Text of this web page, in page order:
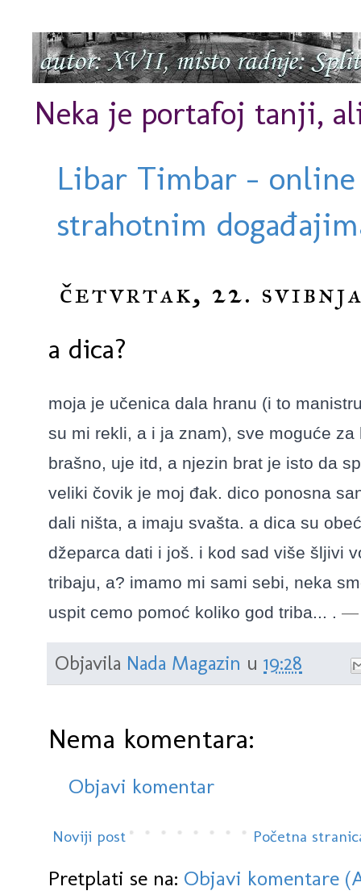
Neka je portafoj tanji,
Libar Timbar -
strahotnim
četvrtak, 22.
a dica?
moja je učenica dala hranu (i to
su mi rekli, a i ja znam), sve moguće
brašno, uje itd, a njezin brat je isto da
veliki čovik je moj đak. dico ponosna
dali ništa, a imaju svašta. a dica su
džeparca dati i još. i kod sad više šljivi
tribaju, a? imamo mi sami sebi, neka
uspit cemo pomoć koliko god triba... .
Objavila Nada Magazin u 19:28
Nema komentara:
Objavi komentar
Noviji post Početna
Pretplati se na: Objavi komentare